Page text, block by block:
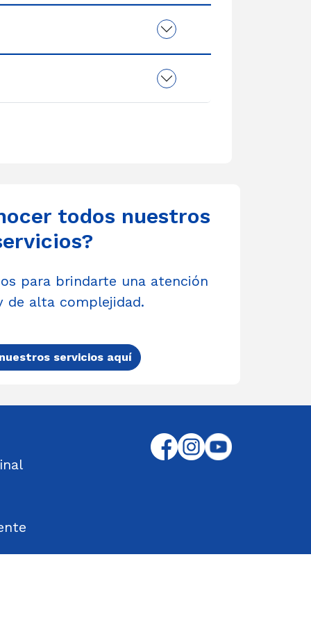
todos nuestros
para brindarte una atención
de alta complejidad.
servicios aquí